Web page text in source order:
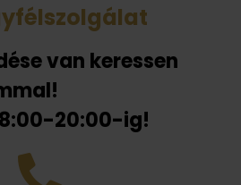
van keressen
20:00-ig!